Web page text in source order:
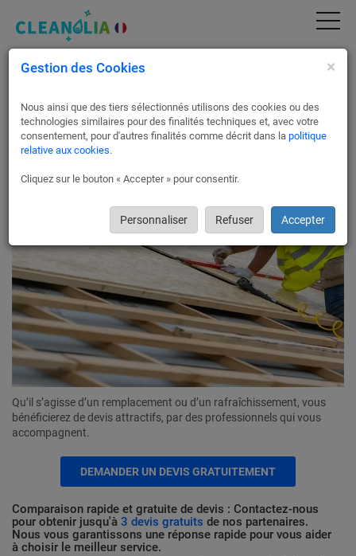
Réhabilitations structures en bois à Paris 7
Rénovez vos charpentes à Paris 7 avec Cleanolia
France
Cleanolia France vous met en relation avec des artisans
rigoureusement sélectionnés pour les travaux de rénovation
de votre charpente à Paris 7 75007.
Qu’il s’agisse d’un remplacement ou d’un rafraîchissement, vous
bénéficierez de devis attractifs, par des professionnels qui vous
accompagnent.
DEMANDER UN DEVIS GRATUITEMENT
Comparaison rapide et gratuite de devis : Contactez-nous
pour obtenir jusqu'à 3 devis gratuits de nos partenaires.
Nous vous garantissons une réponse rapide pour vous aider
à choisir le meilleur service.
Gestion des Cookies ×
Nous ainsi que des tiers sélectionnés utilisons des cookies ou des
technologies similaires pour des finalités techniques et, avec votre
consentement, pour d'autres finalités comme décrit dans la politique
relative aux cookies.
Cliquez sur le bouton « Accepter » pour consentir.
Personnaliser Refuser Accepter